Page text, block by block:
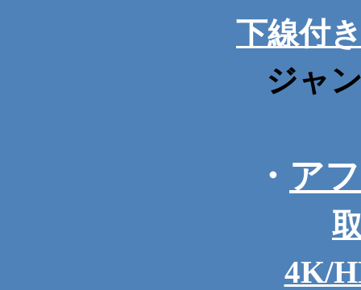
下線付
ジャ
・ ア
4K/